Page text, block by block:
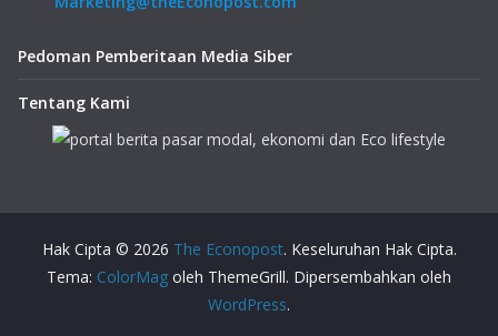
Pedoman Pemberitaan Media Siber
Tentang Kami
Hak Cipta © 2026 The Econopost. Keseluruhan Hak Cipta.
Tema: ColorMag oleh ThemeGrill. Dipersembahkan oleh
WordPress.